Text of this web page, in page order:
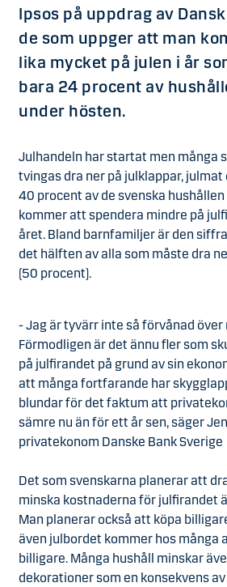
Ipsos på uppdrag av
de som uppger att man
lika mycket på julen i år
bara 24 procent av
under hösten.
Julhandeln har startat men många
tvingas dra ner på julklappar, julmat
40 procent av de svenska
kommer att spendera mindre på
året. Bland barnfamiljer är den
det hälften av alla som måste dra
(50 procent).
-Jag är tyvärr inte så förvånad
Förmodligen är det ännu fler som
på julfirandet på grund av sin
att många fortfarande har
blundar för det faktum att
sämre nu än för ett år sen, säger
privatekonom Danske Bank Sverige
Det som svenskarna planerar att
minska kostnaderna för julfirandet
Man planerar också att köpa
även julbordet kommer hos många
billigare. Många hushåll minskar
dekorationer som en konsekvens